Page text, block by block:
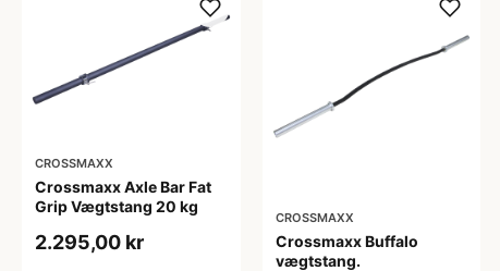
CROSSMAXX
Crossmaxx Axle Bar Fat
Grip Vægtstang 20 kg
2.295,00 kr
CROSSMAXX
Crossmaxx Buffalo
vægtstang.